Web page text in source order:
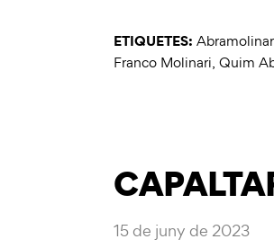
ETIQUETES:
Franco Molinari, Quim
15 de juny de 2023